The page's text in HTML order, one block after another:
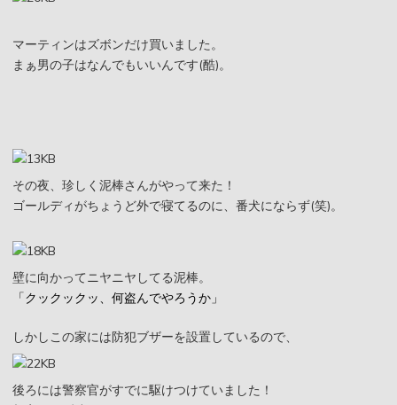
マーティンはズボンだけ買いました。
まぁ男の子はなんでもいいんです(酷)。
その夜、珍しく泥棒さんがやって来た！
ゴールディがちょうど外で寝てるのに、番犬にならず(笑)。
壁に向かってニヤニヤしてる泥棒。
「クックックッ、何盗んでやろうか」
しかしこの家には防犯ブザーを設置しているので、
後ろには警察官がすでに駆けつけていました！